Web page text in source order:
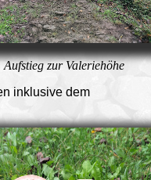
Aufstieg zur Valeriehöhe
inklusive dem